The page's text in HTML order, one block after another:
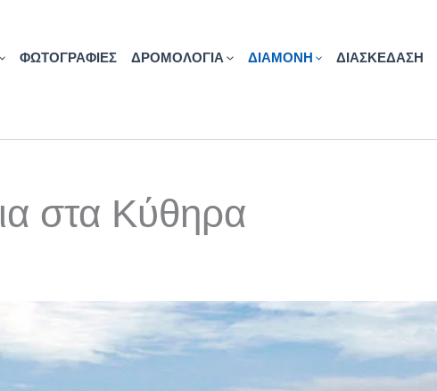
ΦΩΤΟΓΡΑΦΙΕΣ ΔΡΟΜΟΛΟΓΙΑ ΔΙΑΜΟΝΗ ΔΙΑΣΚΕΔΑΣΗ
στα Κύθηρα